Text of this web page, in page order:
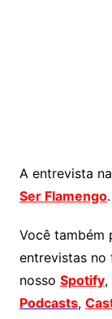
A entrevista
Ser Flamengo
Você também
entrevistas
nosso Spotify,
Podcasts,